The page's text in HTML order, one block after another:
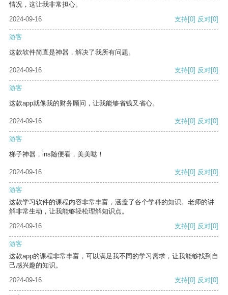
情况，这让我非常担心。
2024-09-16
支持[0] 反对[0]
游客
这款软件简直是神器，解决了我所有问题。
2024-09-16 支持[0] 反对[0]
游客
这款app就像我的财务顾问，让我能够省钱又省心。
2024-09-16 支持[0] 反对[0]
游客
梯子神器，ins随便看，美美哒！
2024-09-16 支持[0] 反对[0]
游客
这款学习软件的课程内容非常丰富，涵盖了各个学科的知识。老师的讲
解非常生动，让我能够轻松理解知识点。
2024-09-16
支持[0] 反对[0]
游客
这款app的课程非常丰富，可以满足我不同的学习需求，让我能够找到自
己感兴趣的知识。
2024-09-16
支持[0] 反对[0]